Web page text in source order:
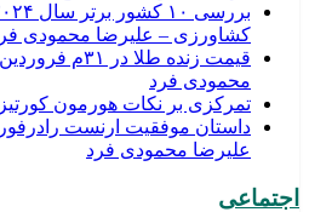
کشاورزی – علیرضا محمودی
محمودی فرد
تمرکزی بر نکات هورمون
داستان موفقیت ارنست
علیرضا محمودی فرد
اجتماعی